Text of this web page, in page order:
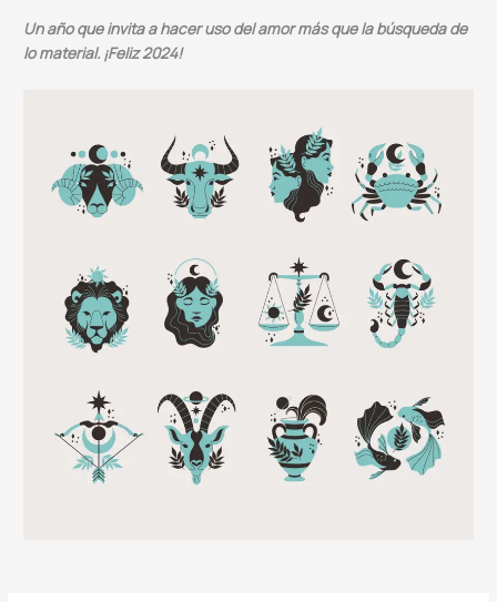
Un año que invita a hacer uso del amor más que la búsqueda de
lo material. ¡Feliz 2024!